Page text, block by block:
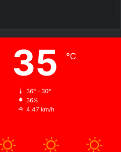
35 ℃
36º - 30º
36%
4.47 km/h